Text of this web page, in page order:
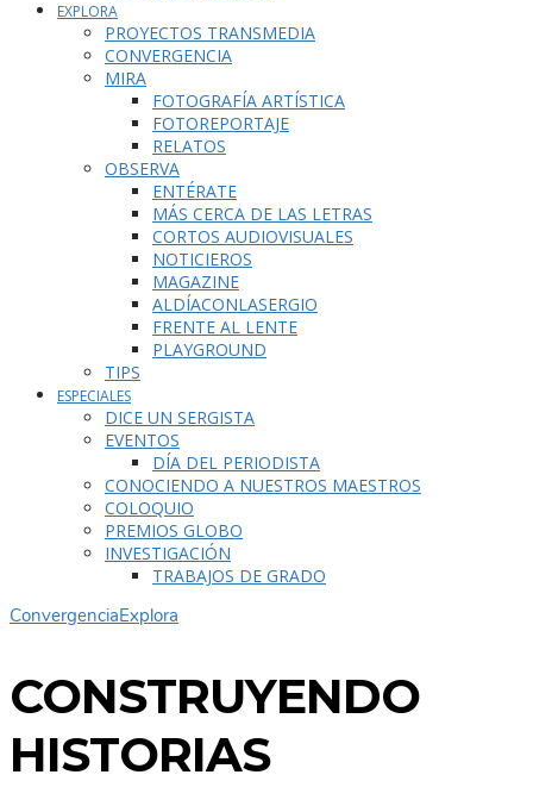
EXPLORA
PROYECTOS TRANSMEDIA
CONVERGENCIA
MIRA
FOTOGRAFÍA ARTÍSTICA
FOTOREPORTAJE
RELATOS
OBSERVA
ENTÉRATE
MÁS CERCA DE LAS LETRAS
CORTOS AUDIOVISUALES
NOTICIEROS
MAGAZINE
ALDÍACONLASERGIO
FRENTE AL LENTE
PLAYGROUND
TIPS
ESPECIALES
DICE UN SERGISTA
EVENTOS
DÍA DEL PERIODISTA
CONOCIENDO A NUESTROS MAESTROS
COLOQUIO
PREMIOS GLOBO
INVESTIGACIÓN
TRABAJOS DE GRADO
ConvergenciaExplora
CONSTRUYENDO
HISTORIAS